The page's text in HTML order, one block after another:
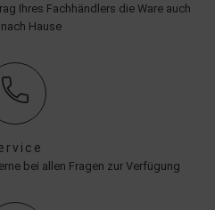
Ihres Fachhändlers die Ware auch
Hause
bei allen Fragen zur Verfügung